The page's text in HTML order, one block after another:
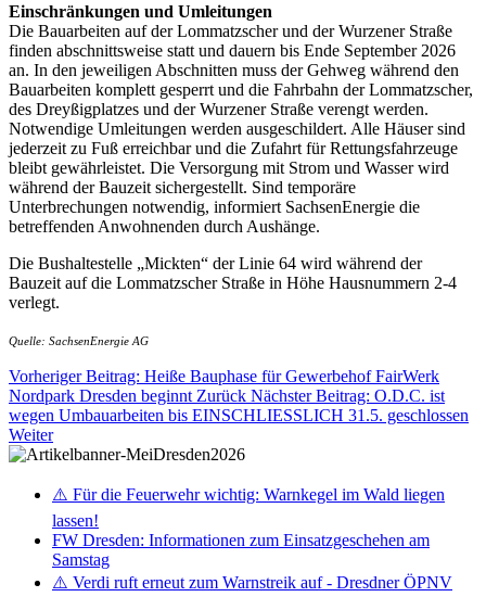
Einschränkungen und Umleitungen
Die Bauarbeiten auf der Lommatzscher und der Wurzener Straße
finden abschnittsweise statt und dauern bis Ende September 2026
an. In den jeweiligen Abschnitten muss der Gehweg während den
Bauarbeiten komplett gesperrt und die Fahrbahn der Lommatzscher,
des Dreyßigplatzes und der Wurzener Straße verengt werden.
Notwendige Umleitungen werden ausgeschildert. Alle Häuser sind
jederzeit zu Fuß erreichbar und die Zufahrt für Rettungsfahrzeuge
bleibt gewährleistet. Die Versorgung mit Strom und Wasser wird
während der Bauzeit sichergestellt. Sind temporäre
Unterbrechungen notwendig, informiert SachsenEnergie die
betreffenden Anwohnenden durch Aushänge.
Die Bushaltestelle „Mickten“ der Linie 64 wird während der
Bauzeit auf die Lommatzscher Straße in Höhe Hausnummern 2-4
verlegt.
Quelle: SachsenEnergie AG
Vorheriger Beitrag: Heiße Bauphase für Gewerbehof FairWerk
Nordpark Dresden beginnt Zurück Nächster Beitrag: O.D.C. ist
wegen Umbauarbeiten bis EINSCHLIESSLICH 31.5. geschlossen
Weiter
⚠️ Für die Feuerwehr wichtig: Warnkegel im Wald liegen
lassen!
FW Dresden: Informationen zum Einsatzgeschehen am
Samstag
⚠️ Verdi ruft erneut zum Warnstreik auf - Dresdner ÖPNV